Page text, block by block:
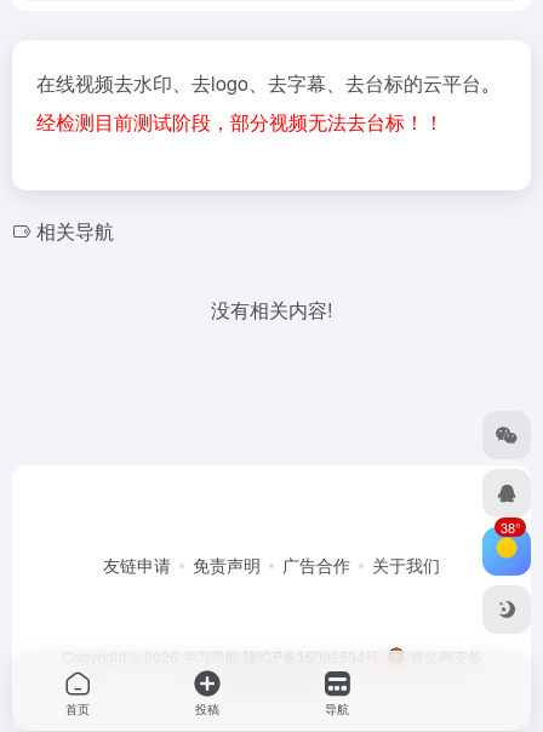
在线视频去水印、去logo、去字幕、去台标的云平台。
经检测目前测试阶段，部分视频无法去台标！！
相关导航
没有相关内容!
友链申请 免责声明 广告合作 关于我们
Copyright © 2026 学习导航 陇ICP备15002534号
甘公网安备
62070202000635号
38°
首页 投稿 导航